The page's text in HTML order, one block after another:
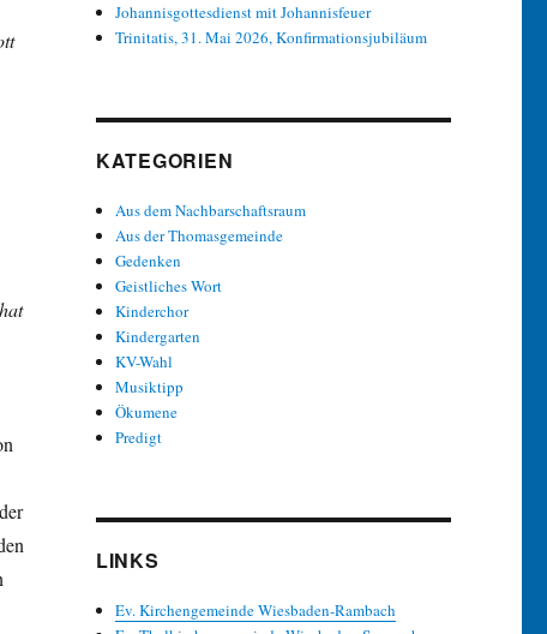
Johannisgottesdienst mit Johannisfeuer
Trinitatis, 31. Mai 2026, Konfirmationsjubiläum
KATEGORIEN
Aus dem Nachbarschaftsraum
Aus der Thomasgemeinde
Gedenken
Geistliches Wort
Kinderchor
Kindergarten
KV-Wahl
Musiktipp
Ökumene
Predigt
LINKS
Ev. Kirchengemeinde Wiesbaden-Rambach